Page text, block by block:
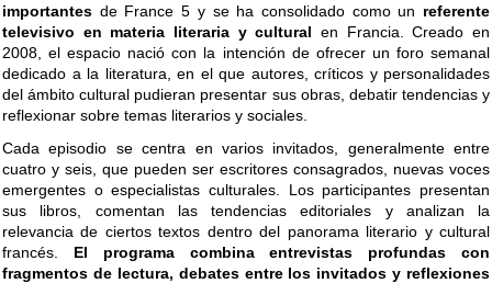
importantes de France 5 y se ha consolidado como un referente
televisivo en materia literaria y cultural en Francia. Creado en
2008, el espacio nació con la intención de ofrecer un foro semanal
dedicado a la literatura, en el que autores, críticos y personalidades
del ámbito cultural pudieran presentar sus obras, debatir tendencias y
reflexionar sobre temas literarios y sociales.
Cada episodio se centra en varios invitados, generalmente entre
cuatro y seis, que pueden ser escritores consagrados, nuevas voces
emergentes o especialistas culturales. Los participantes presentan
sus libros, comentan las tendencias editoriales y analizan la
relevancia de ciertos textos dentro del panorama literario y cultural
francés. El programa combina entrevistas profundas con
fragmentos de lectura, debates entre los invitados y reflexiones